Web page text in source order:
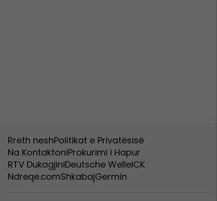
Rreth neshPolitikat e Privatësisë
Na KontaktoniProkurimi i Hapur
RTV DukagjiniDeutsche WelleICK
Ndreqe.comShkabajGermin